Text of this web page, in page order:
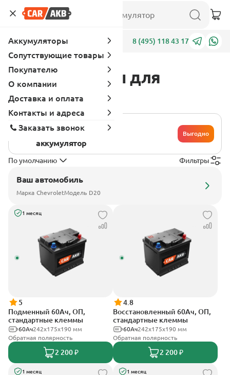
Адреса 8 (495) 118 43 17
Аккумуляторы для
Chevrolet D20
Хочу сдать
свой
аккумулятор
Выгодно
По умолчанию Фильтры
Ваш автомобиль
Марка ChevroletМодель D20
1 месяц
5
Подменный 60Ач, ОП,
стандартные клеммы
242х175х190 мм
60Ач
Обратная полярность
2 200 ₽
4.8
Восстановленный 60Ач, ОП,
стандартные клеммы
242х175х190 мм
60Ач
Обратная полярность
2 200 ₽
1 месяц 1 месяц
Аккумуляторы
Сопутствующие товары
Покупателю
О компании
Доставка и оплата
Контакты и адреса
Заказать звонок